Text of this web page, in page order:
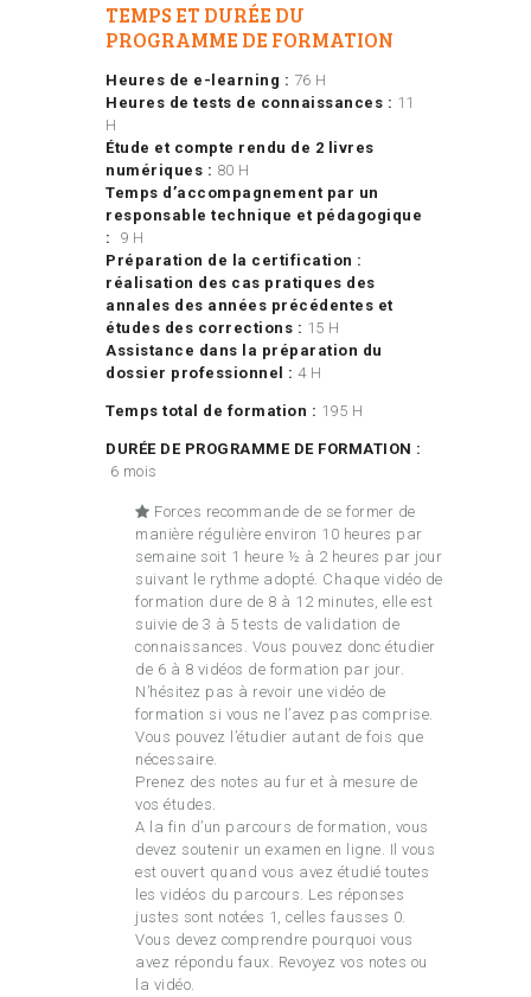
TEMPS ET DURÉE DU
PROGRAMME DE FORMATION
Heures de e-learning : 76 H
Heures de tests de connaissances : 11
H
Étude et compte rendu de 2 livres
numériques : 80 H
Temps d’accompagnement par un
responsable technique et pédagogique
: 9 H
Préparation de la certification :
réalisation des cas pratiques des
annales des années précédentes et
études des corrections : 15 H
Assistance dans la préparation du
dossier professionnel : 4 H
Temps total de formation : 195 H
DURÉE DE PROGRAMME DE FORMATION :
6 mois
Forces recommande de se former de
manière régulière environ 10 heures par
semaine soit 1 heure ½ à 2 heures par jour
suivant le rythme adopté. Chaque vidéo de
formation dure de 8 à 12 minutes, elle est
suivie de 3 à 5 tests de validation de
connaissances. Vous pouvez donc étudier
de 6 à 8 vidéos de formation par jour.
N’hésitez pas à revoir une vidéo de
formation si vous ne l’avez pas comprise.
Vous pouvez l’étudier autant de fois que
nécessaire.
Prenez des notes au fur et à mesure de
vos études.
A la fin d’un parcours de formation, vous
devez soutenir un examen en ligne. Il vous
est ouvert quand vous avez étudié toutes
les vidéos du parcours. Les réponses
justes sont notées 1, celles fausses 0.
Vous devez comprendre pourquoi vous
avez répondu faux. Revoyez vos notes ou
la vidéo.